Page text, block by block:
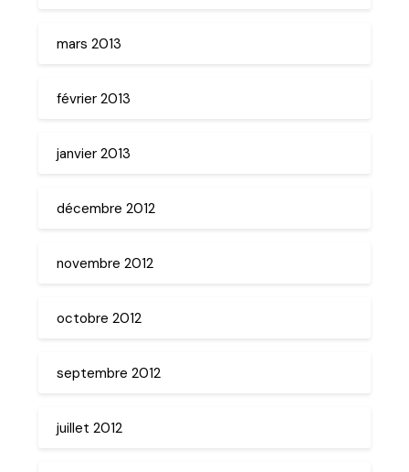
mars 2013
février 2013
janvier 2013
décembre 2012
novembre 2012
octobre 2012
septembre 2012
juillet 2012